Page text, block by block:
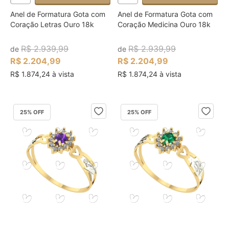
Anel de Formatura Gota com
Coração Letras Ouro 18k
de R$ 2.939,99
R$ 2.204,99
R$ 1.874,24 à vista
Anel de Formatura Gota com
Coração Medicina Ouro 18k
deR$ 2.939,99
R$ 2.204,99
R$ 1.874,24 à vista
25% OFF 25% OFF